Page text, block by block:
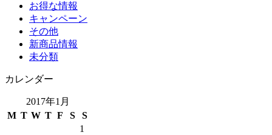
お得な情報
キャンペーン
その他
新商品情報
未分類
カレンダー
2017年1月
M T W T F S
S
1